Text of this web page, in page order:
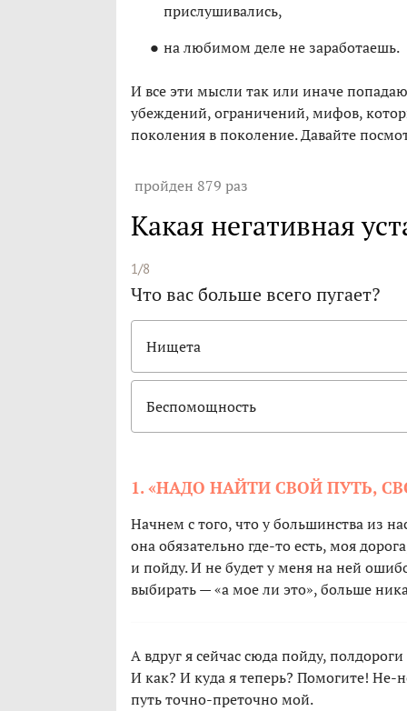
прислушивались,
на любимом деле не заработаешь.
И все эти мысли так или иначе
убеждений, ограничений, мифов,
поколения в поколение. Давайте
пройден 879 раз
Какая негативная
1/8
Что вас больше всего пугает?
Нищета
Беспомощность
1. «НАДО НАЙТИ СВОЙ ПУТЬ,
Начнем с того, что у большинства из
она обязательно где-то есть, моя
и пойду. И не будет у меня на ней
выбирать — «а мое ли это», больше
А вдруг я сейчас сюда пойду,
И как? И куда я теперь? Помогите!
путь точно-преточно мой.